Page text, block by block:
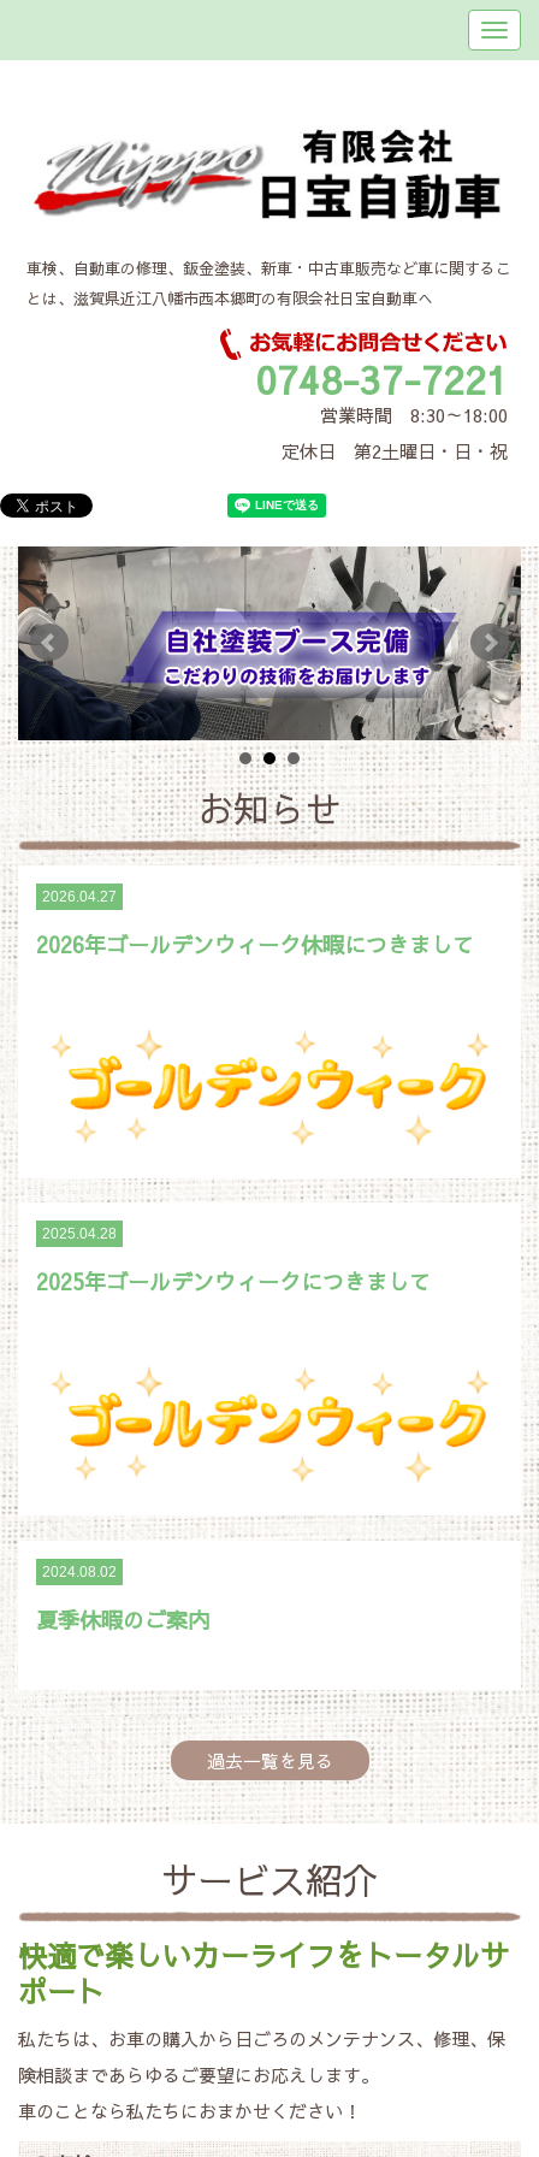
車検、自動車の修理、鈑金塗装、新車・中古車販売など車に関するこ
とは、滋賀県近江八幡市西本郷町の有限会社日宝自動車へ
0748-37-7221
営業時間 8:30～18:00
定休日 第2土曜日・日・祝
お知らせ
2026.04.27
2026年ゴールデンウィーク休暇につきまして
2025.04.28
2025年ゴールデンウィークにつきまして
2024.08.02
夏季休暇のご案内
過去一覧を見る
サービス紹介
快適で楽しいカーライフをトータルサ
ポート
私たちは、お車の購入から日ごろのメンテナンス、修理、保
険相談まであらゆるご要望にお応えします。
車のことなら私たちにおまかせください！